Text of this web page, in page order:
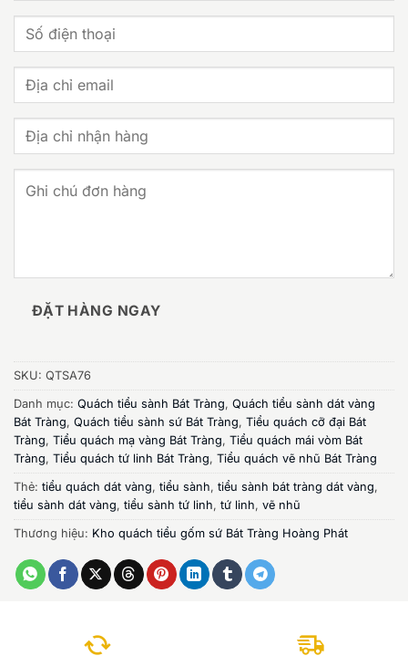
ĐẶT HÀNG NGAY
SKU: QTSA76
Danh mục: Quách tiểu sành Bát Tràng, Quách tiểu sành dát vàng
Bát Tràng, Quách tiểu sành sứ Bát Tràng, Tiểu quách cỡ đại Bát
Tràng, Tiểu quách mạ vàng Bát Tràng, Tiểu quách mái vòm Bát
Tràng, Tiểu quách tứ linh Bát Tràng, Tiểu quách vẽ nhũ Bát Tràng
Thẻ: tiểu quách dát vàng, tiểu sành, tiểu sành bát tràng dát vàng,
tiểu sành dát vàng, tiểu sành tứ linh, tứ linh, vẽ nhũ
Thương hiệu: Kho quách tiểu gốm sứ Bát Tràng Hoàng Phát